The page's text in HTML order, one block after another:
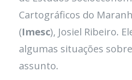
Cartográficos do
(Imesc), Josiel Ribeiro.
algumas situações
assunto.